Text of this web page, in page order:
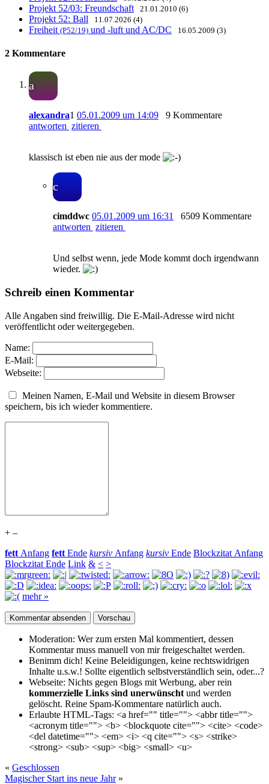
Projekt 52/03: Freundschaft 21.01.2010 (6)
Projekt 52: Ball 11.07.2026 (4)
Freiheit (P52/19) und -luft und AC/DC 16.05.2009 (3)
2 Kommentare
a
alexandra1 05.01.2009 um 14:09
9 Kommentare
antworten zitieren
klassisch ist eben nie aus der mode
c
cimddwc 05.01.2009 um 16:31
6509 Kommentare
antworten zitieren
Und selbst wenn, jede Mode kommt doch irgendwann
wieder.
Schreib einen Kommentar
Alle Angaben sind freiwillig. Die E-Mail-Adresse wird nicht
veröffentlicht oder weitergegeben.
Name:
E-Mail:
Webseite:
Meinen Namen, E-Mail und Website in diesem Browser
speichern, bis ich wieder kommentiere.
+ –
fett Anfang fett Ende kursiv Anfang kursiv Ende Blockzitat Anfang
Blockzitat Ende Link & < >
mehr »
Moderation: Wer zum ersten Mal kommentiert, dessen
Kommentar muss manuell von mir freigeschaltet werden.
Benimm dich! Keine Beleidigungen, keine rechtswidrigen
Inhalte u.s.w.! Sollte eigentlich selbst­verständlich sein, oder...?
Webseite: Nichts gegen Blogs mit Werbung, aber rein
kommerzielle Links sind unerwünscht und werden
gelöscht. Reine Spam-Kommentare natürlich auch.
Erlaubte HTML-Tags: <a href="" title=""> <abbr title="">
<acronym title=""> <b> <blockquote cite=""> <cite> <code>
<del datetime=""> <em> <i> <q cite=""> <s> <strike>
<strong> <sub> <sup> <big> <small> <u>
« Geschlossen
Magischer Start ins neue Jahr»